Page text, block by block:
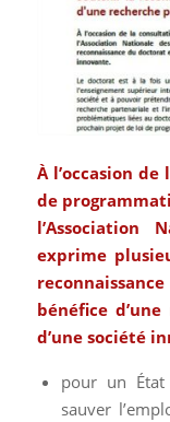
À l’occasion
de
l’Association
exprime
bénéfice
d’une société
pour un
sauver